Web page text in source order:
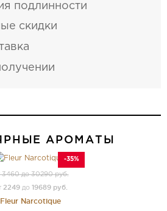
подлинности
скидки
АРОМАТЫ
-35%
3460 до 30290 руб.
2249до 19689 руб.
Fleur Narcotique